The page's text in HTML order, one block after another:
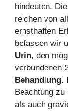
hindeuten. Die
reichen von
ernsthaften
befassen wir
Urin, den
verbundenen
Behandlung.
Beachtung
als auch